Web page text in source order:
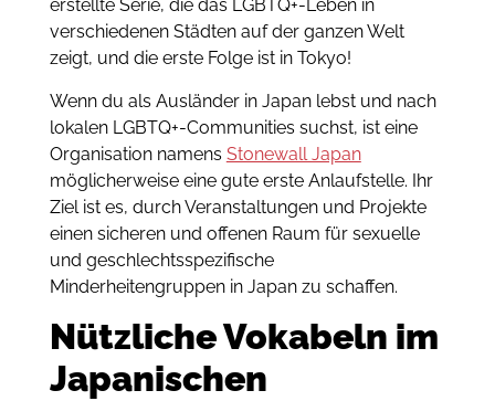
erstellte Serie, die das LGBTQ+-Leben in
verschiedenen Städten auf der ganzen Welt
zeigt, und die erste Folge ist in Tokyo!
Wenn du als Ausländer in Japan lebst und nach
lokalen LGBTQ+-Communities suchst, ist eine
Organisation namens Stonewall Japan
möglicherweise eine gute erste Anlaufstelle. Ihr
Ziel ist es, durch Veranstaltungen und Projekte
einen sicheren und offenen Raum für sexuelle
und geschlechtsspezifische
Minderheitengruppen in Japan zu schaffen.
Nützliche Vokabeln im
Japanischen